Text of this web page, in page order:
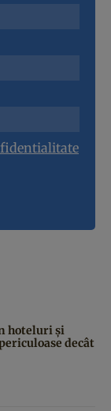
hoteluri și
decât